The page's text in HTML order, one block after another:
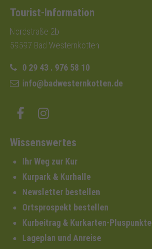
Tourist-Information
Nordstraße 2b
59597 Bad Westernkotten
0 29 43 . 976 58 10
info@badwesternkotten.de
Wissenswertes
Ihr Weg zur Kur
Kurpark & Kurhalle
Newsletter bestellen
Ortsprospekt bestellen
Kurbeitrag & Kurkarten-Pluspunkte
Lageplan und Anreise